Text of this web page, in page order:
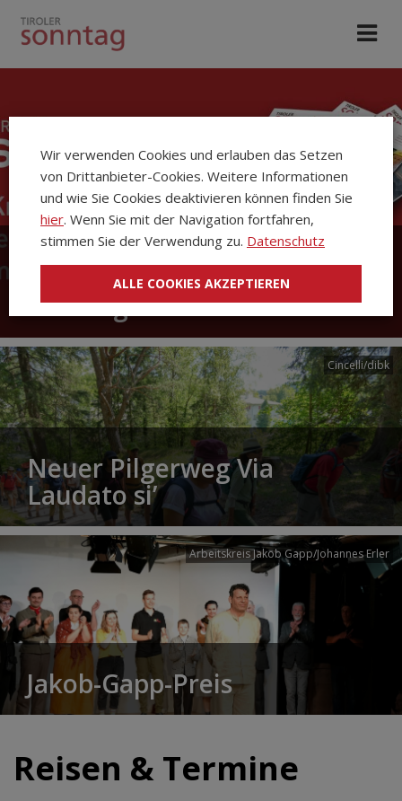
Die Kirchenzeitung Tiroler
Sonntag
Cincelli/dibk
Neuer Pilgerweg Via
Laudato si’
Arbeitskreis Jakob Gapp/Johannes Erler
Jakob-Gapp-Preis
Reisen & Termine
Wir verwenden Cookies und erlauben das Setzen
von Drittanbieter-Cookies. Weitere Informationen
und wie Sie Cookies deaktivieren können finden Sie
hier. Wenn Sie mit der Navigation fortfahren,
stimmen Sie der Verwendung zu. Datenschutz
ALLE COOKIES AKZEPTIEREN